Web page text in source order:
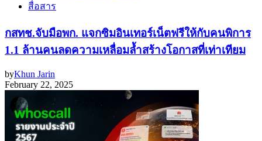
สื่อสาร
กสทช.จับมือพก. แจกซิมอินเทอร์เน็ตฟรีให้กับคนพิการ
1.1 ล้านคนลดความเหลื่อมล้ำสร้างโอกาสที่เท่าเทียม
byKhun Jarin
February 22, 2025